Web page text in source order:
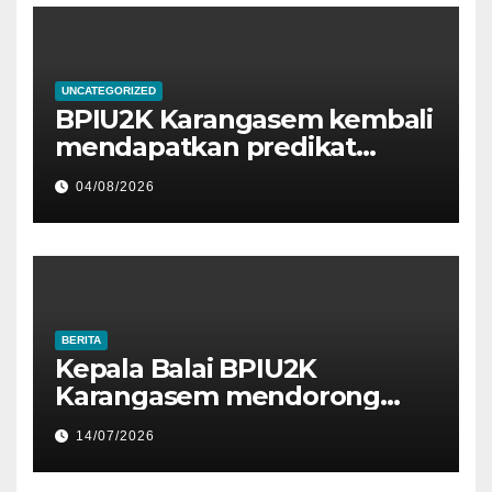
UNCATEGORIZED
BPIU2K Karangasem kembali
mendapatkan predikat
sangat baik, Satker dengan
nilai IKPA 100 pada Semester
I Tahun 2026 oleh KPPN
Amlapura
04/08/2026
BERITA
Kepala Balai BPIU2K
Karangasem mendorong
seluruh pegawainya untuk
berjuang lebih keras untuk
menjaga kepercayaan
14/07/2026